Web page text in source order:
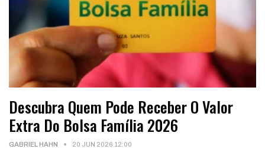
Descubra Quem Pode Receber O Valor
Extra Do Bolsa Família 2026
GABRIEL HAHN 20 JUN 2026 12:00